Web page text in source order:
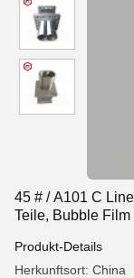
45 # / A101 C
Teile, Bubble
Produkt-Details
Herkunftsort: China